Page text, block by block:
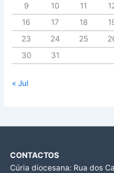
9
10 11
16
17 18
23
24 25
30
31
« Jul
CONTACTOS
Cúria diocesana: Rua dos